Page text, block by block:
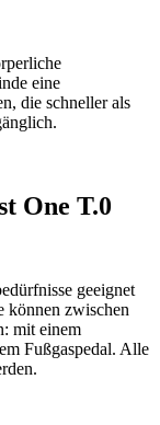
eine
die schneller als
One T.0
geeignet
können zwischen
mit einem
Fußgaspedal. Alle